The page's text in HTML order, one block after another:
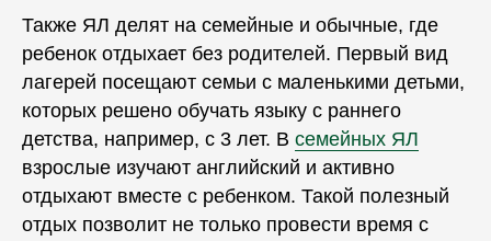
Также ЯЛ делят на семейные и обычные, где
ребенок отдыхает без родителей. Первый вид
лагерей посещают семьи с маленькими детьми,
которых решено обучать языку с раннего
детства, например, с 3 лет. В семейных ЯЛ
взрослые изучают английский и активно
отдыхают вместе с ребенком. Такой полезный
отдых позволит не только провести время с